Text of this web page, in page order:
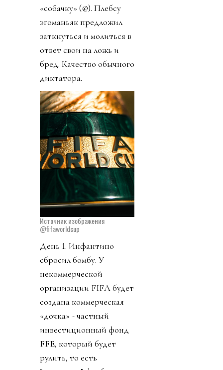
«собачку» (@). Плебсу
эгоманьяк предложил
заткнуться и молиться в
ответ свои на ложь и
бред. Качество обычного
диктатора.
Источник изображения
@fifaworldcup
День 1. Инфантино
сбросил бомбу. У
некоммерческой
организации FIFA будет
создана коммерческая
«дочка» - частный
инвестиционный фонд
FFE, который будет
рулить, то есть